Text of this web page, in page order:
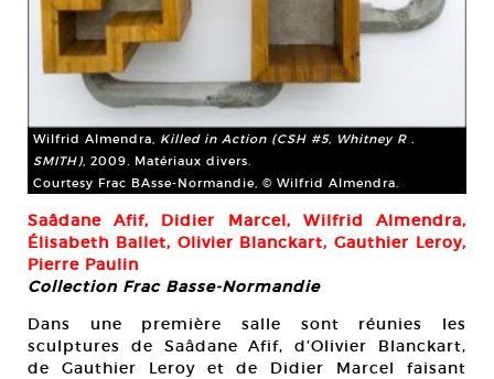
Wilfrid Almendra, Killed in Action (CSH #5, Whitney R .
SMITH) , 2009. Matériaux divers.
Courtesy Frac BAsse-Normandie, © Wilfrid Almendra.
Saâdane Afif, Didier Marcel, Wilfrid Almendra,
Élisabeth Ballet, Olivier Blanckart, Gauthier Leroy,
Pierre Paulin
Collection Frac Basse-Normandie
Dans une première salle sont réunies les
sculptures de Saâdane Afif, d’Olivier Blanckart,
de Gauthier Leroy et de Didier Marcel faisant